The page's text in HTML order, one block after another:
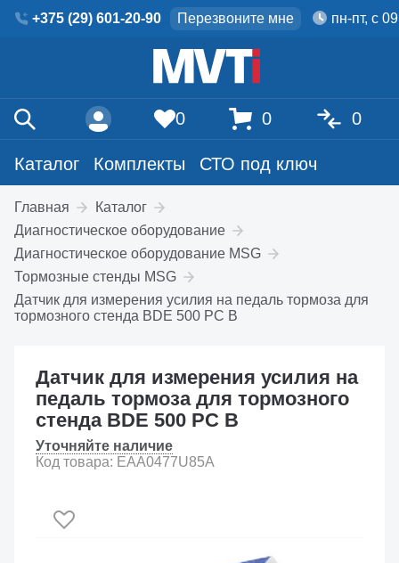
+375 (29) 601-20-90 Перезвоните мне пн-пт, с
Каталог Комплекты СТО под ключ
0 0 0
Главная
Каталог
Диагностическое оборудование
Диагностическое оборудование MSG
Тормозные стенды MSG
Датчик для измерения усилия на педаль тормоза для
тормозного стенда BDE 500 PC B
Датчик для измерения усилия на
педаль тормоза для тормозного
стенда BDE 500 PC B
Уточняйте наличие
Код товара: EAA0477U85A